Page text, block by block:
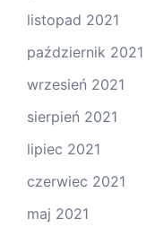
listopad 2021
październik 2021
wrzesień 2021
sierpień 2021
lipiec 2021
czerwiec 2021
maj 2021